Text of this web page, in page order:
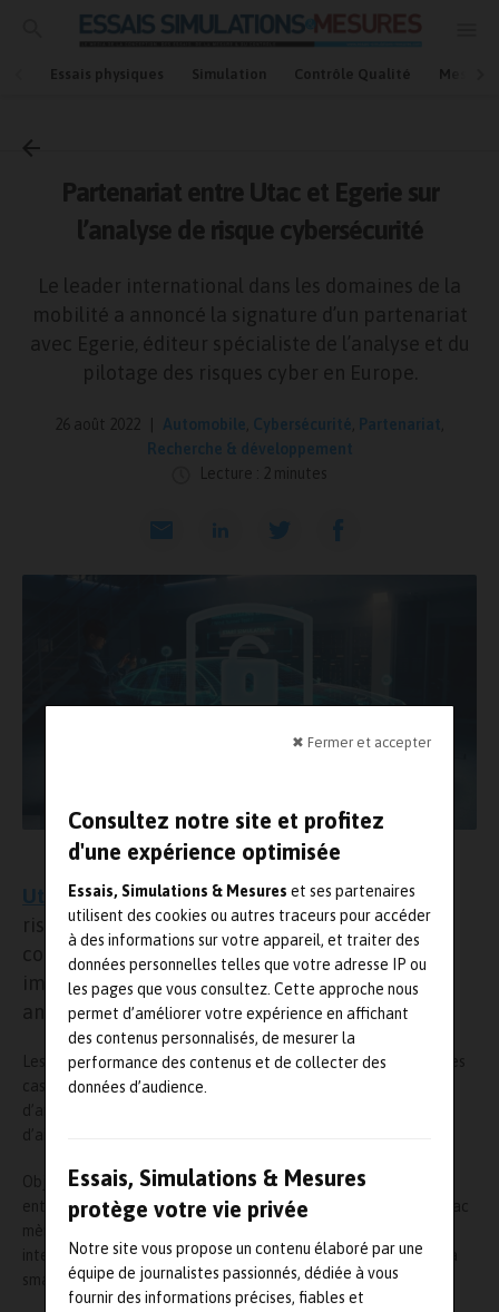
✖ Fermer et accepter
Consultez notre site et profitez
d'une expérience optimisée
Essais, Simulations & Mesures et ses partenaires
utilisent des cookies ou autres traceurs pour accéder
à des informations sur votre appareil, et traiter des
données personnelles telles que votre adresse IP ou
les pages que vous consultez. Cette approche nous
permet d’améliorer votre expérience en affichant
des contenus personnalisés, de mesurer la
performance des contenus et de collecter des
données d’audience.
Essais, Simulations & Mesures
protège votre vie privée
Notre site vous propose un contenu élaboré par une
équipe de journalistes passionnés, dédiée à vous
fournir des informations précises, fiables et
Essais physiques Simulation Contrôle Qualité Mesures
Accueil
Automobile
Partenariat entre Utac et Egerie sur
l’analyse de risque cybersécurité
Le leader international dans les domaines de la
mobilité a annoncé la signature d’un partenariat
avec Egerie, éditeur spécialiste de l’analyse et du
pilotage des risques cyber en Europe.
26 août 2022 Automobile Cybersécurité Partenariat
Recherche & développement
Lecture : 2 minutes
Utac - Egerie
Utac a choisiEgeriepour mener ses analyses de
risques cyber sur les projets innovants et
complexes. L’outil permet de traiter un volume
important de cas d’usages et de mener des
analyses de risques cyber en mode collaboratif.
Les équipescybersécuritéUtac mènent des analyses autour des
cas d’usage des villes intelligentes et connectées permettant
d’anticiper les incidents cyber, d’identifier les vulnérabilités et
d’aider au design de concepts cyber robustes.
Objectif ? Protéger les usagers de la route et aider les
entreprises dans la conception de leurs produits et services. Utac
mène d’ailleurs plusieurs projets d’innovation nationaux et
internationaux dans le domaine des nouvelles mobilités et de la
smart-city.